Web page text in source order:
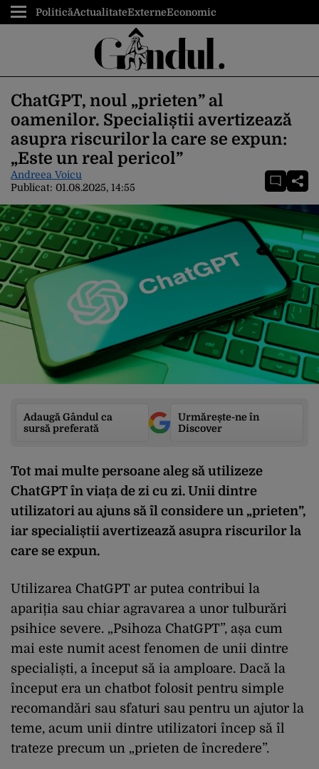
PoliticăActualitateExterneEconomic
ChatGPT, noul „prieten” al
oamenilor. Specialiștii avertizează
asupra riscurilor la care se expun:
„Este un real pericol”
Andreea Voicu
Publicat: 01.08.2025, 14:55
Adaugă Gândul ca
sursă preferată
Urmărește-ne în
Discover
Tot mai multe persoane aleg să utilizeze
ChatGPT în viața de zi cu zi. Unii dintre
utilizatori au ajuns să îl considere un „prieten”,
iar specialiștii avertizează asupra riscurilor la
care se expun.
Utilizarea ChatGPT ar putea contribui la
apariția sau chiar agravarea a unor tulburări
psihice severe. „Psihoza ChatGPT”, așa cum
mai este numit acest fenomen de unii dintre
specialiști, a început să ia amploare. Dacă la
început era un chatbot folosit pentru simple
recomandări sau sfaturi sau pentru un ajutor la
teme, acum unii dintre utilizatori încep să îl
trateze precum un „prieten de încredere”.